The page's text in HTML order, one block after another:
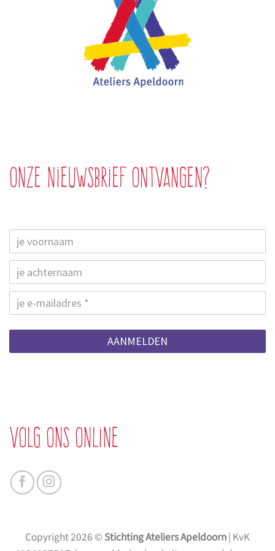
Onze nieuwsbrief ontvangen?
AANMELDEN
Volg ons online
Copyright 2026 © Stichting Ateliers Apeldoorn| KvK